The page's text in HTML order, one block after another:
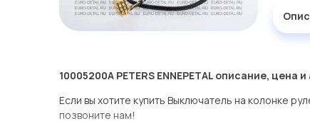
10005200A PETERS ENNEPETAL описание, цена
Если вы хотите купить Выключатель на колонке
позвоните нам!